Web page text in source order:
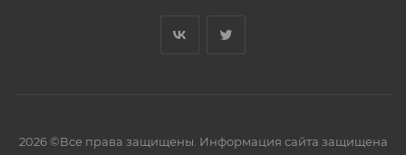
2026 ©Все права защищены. Информация сайта защищена